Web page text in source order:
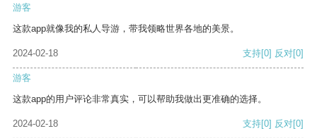
游客
这款app就像我的私人导游，带我领略世界各地的美景。
2024-02-18 支持[0] 反对[0]
游客
这款app的用户评论非常真实，可以帮助我做出更准确的选择。
2024-02-18 支持[0] 反对[0]